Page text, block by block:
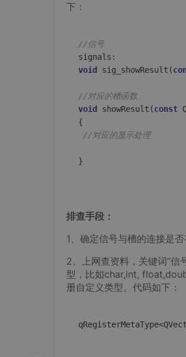
下：
//信号
void
sig_showResult (
//对应的槽函数
void
showResult (const
{
//对应的显示处理
}
排查手段：
1、确定信号与槽的连接是
2、上网查资料，关键词“信
型，比如char,int,
册自定义类型。代码如下：